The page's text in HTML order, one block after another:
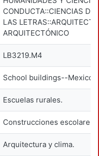
CONDUCTA::CIENCIAS DE
LAS
ARQUITECTÓNICO
LB3219.M4
School buildings--Mexico.
Escuelas rurales.
Construcciones escolares.
Arquitectura y clima.